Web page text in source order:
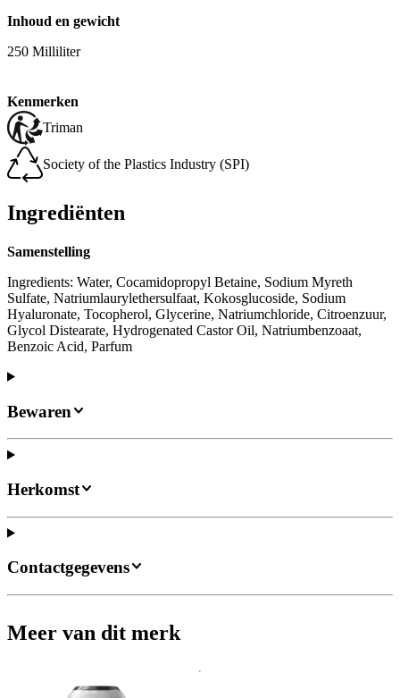
Inhoud en gewicht
250 Milliliter
Kenmerken
Triman
Society of the Plastics Industry (SPI)
Ingrediënten
Samenstelling
Ingredients: Water, Cocamidopropyl Betaine, Sodium Myreth
Sulfate, Natriumlaurylethersulfaat, Kokosglucoside, Sodium
Hyaluronate, Tocopherol, Glycerine, Natriumchloride, Citroenzuur,
Glycol Distearate, Hydrogenated Castor Oil, Natriumbenzoaat,
Benzoic Acid, Parfum
Bewaren
Herkomst
Contactgegevens
Meer van dit merk